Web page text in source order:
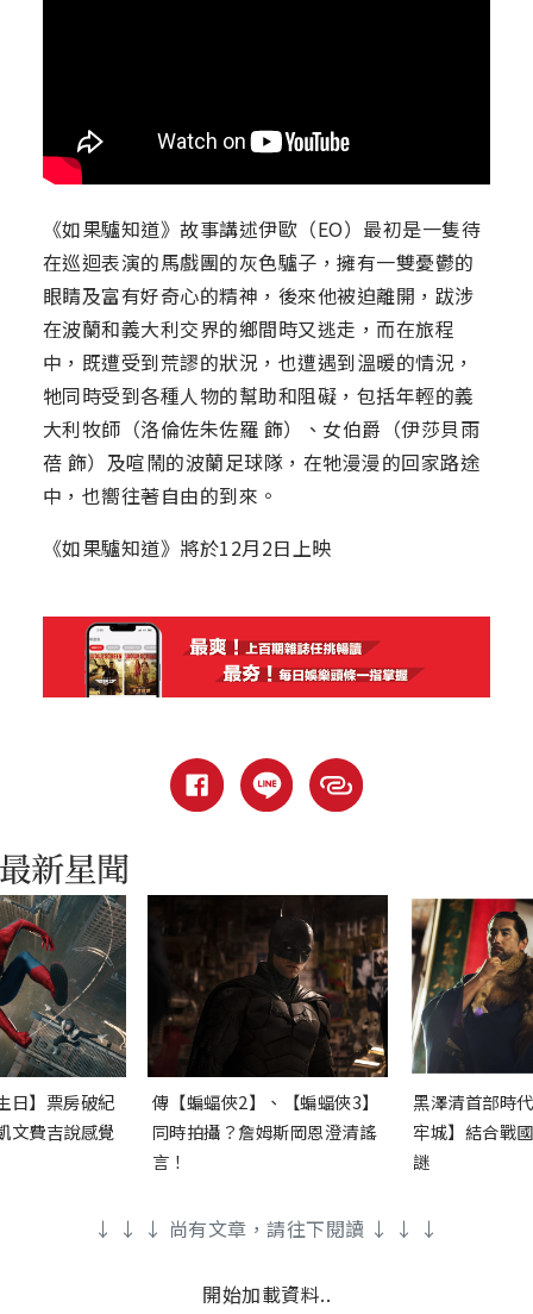
《如果驢知道》故事講述伊歐（EO）最初是一隻待
在巡迴表演的馬戲團的灰色驢子，擁有一雙憂鬱的
眼睛及富有好奇心的精神，後來他被迫離開，跋涉
在波蘭和義大利交界的鄉間時又逃走，而在旅程
中，既遭受到荒謬的狀況，也遭遇到溫暖的情況，
牠同時受到各種人物的幫助和阻礙，包括年輕的義
大利牧師（洛倫佐朱佐羅 飾）、女伯爵（伊莎貝雨
蓓 飾）及喧鬧的波蘭足球隊，在牠漫漫的回家路途
中，也嚮往著自由的到來。
《如果驢知道》將於12月2日上映
日】票房破紀
文費吉說感覺
傳【蝙蝠俠2】、【蝙蝠俠3】
同時拍攝？詹姆斯岡恩澄清謠
言！
黑澤清首部時
牢城】結合戰
謎
↓ ↓ ↓ 尚有文章，請往下閱讀 ↓ ↓ ↓
開始加載資料..